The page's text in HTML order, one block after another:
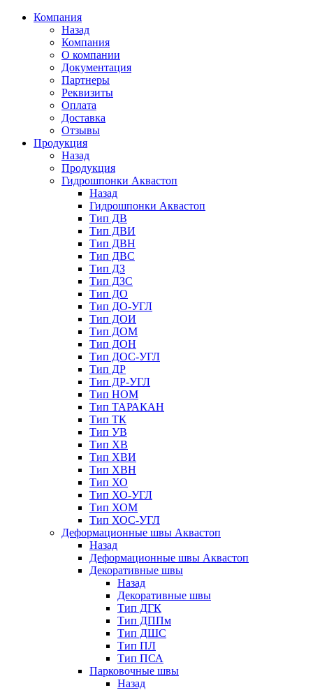
Компания
Назад
Компания
О компании
Документация
Партнеры
Реквизиты
Оплата
Доставка
Отзывы
Продукция
Назад
Продукция
Гидрошпонки Аквастоп
Назад
Гидрошпонки Аквастоп
Тип ДВ
Тип ДВИ
Тип ДВН
Тип ДВС
Тип ДЗ
Тип ДЗС
Тип ДО
Тип ДО-УГЛ
Тип ДОИ
Тип ДОМ
Тип ДОН
Тип ДОС-УГЛ
Тип ДР
Тип ДР-УГЛ
Тип НОМ
Тип ТАРАКАН
Тип ТК
Тип УВ
Тип ХВ
Тип ХВИ
Тип ХВН
Тип ХО
Тип ХО-УГЛ
Тип ХОМ
Тип ХОС-УГЛ
Деформационные швы Аквастоп
Назад
Деформационные швы Аквастоп
Декоративные швы
Назад
Декоративные швы
Тип ДГК
Тип ДППм
Тип ДШС
Тип ПЛ
Тип ПСА
Парковочные швы
Назад